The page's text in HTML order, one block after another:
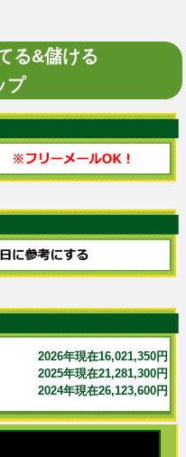
る&儲ける
プ
2026年現在16,021,350円
2025年現在21,281,300円
2024年現在26,123,600円